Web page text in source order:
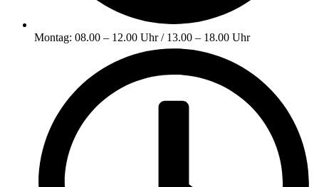
Montag: 08.00 – 12.00 Uhr / 13.00 – 18.00 Uhr